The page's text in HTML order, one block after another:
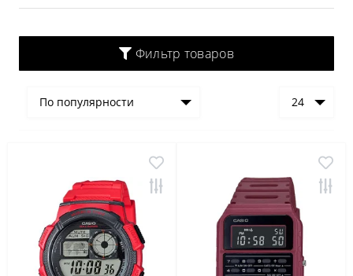
Фильтр товаров
По популярности 24